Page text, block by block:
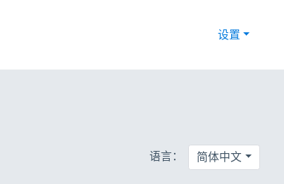
设置
语言： 简体中文